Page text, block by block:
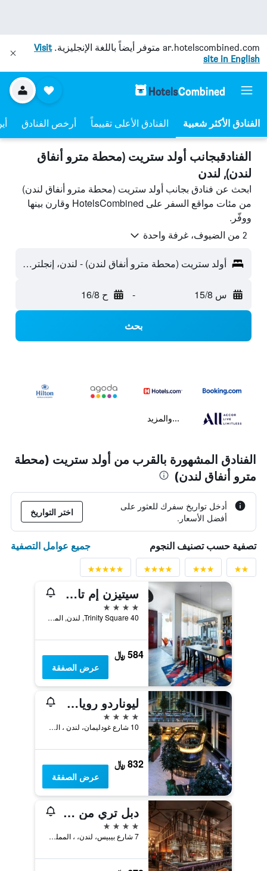
ar.hotelscombined.com متوفر أيضاً باللغة الإنجليزية.Visit
site in English
الفنادق الأعلى تقييماً أرخص الفنادق
الفنادقبجانب أولد ستريت (محطة مترو أنفاق
لندن), لندن
ابحث عن فنادق بجانب أولد ستريت (محطة مترو أنفاق لندن)
من مئات مواقع السفر على HotelsCombined وقارن بينها
ووفّر.
2 من الضيوف، غرفة واحدة
أولد ستريت (محطة مترو أنفاق لندن) - لندن، إنجلترا، المملكة المتحدة
س 15/8 - ح 16/8
بحث
...والمزيد
الفنادق المشهورة بالقرب من أولد ستريت (محطة
مترو أنفاق لندن)
أدخل تواريخ سفرك للعثور على
أفضل الأسعار.
اختر التواريخ
تصفية حسب تصنيف النجوم جميع عوامل التصفية
سيتيزن إم تاور أوف لندن
4 نجوم
40 Trinity Square, لندن, المملكة المتحدة
584 ﷼
عرض الصفقة
ليوناردو رويال لندن سانت بولز
4 نجوم
10 شارع غودليمان، لندن ، المملكة المتحدة, لندن, المملكة المتحدة
832 ﷼
عرض الصفقة
دبل تري من فندق هيلتون لندن - برج لندن
4 نجوم
7 شارع بيبيس، لندن، ، المملكة المتحدة, لندن, المملكة المتحدة